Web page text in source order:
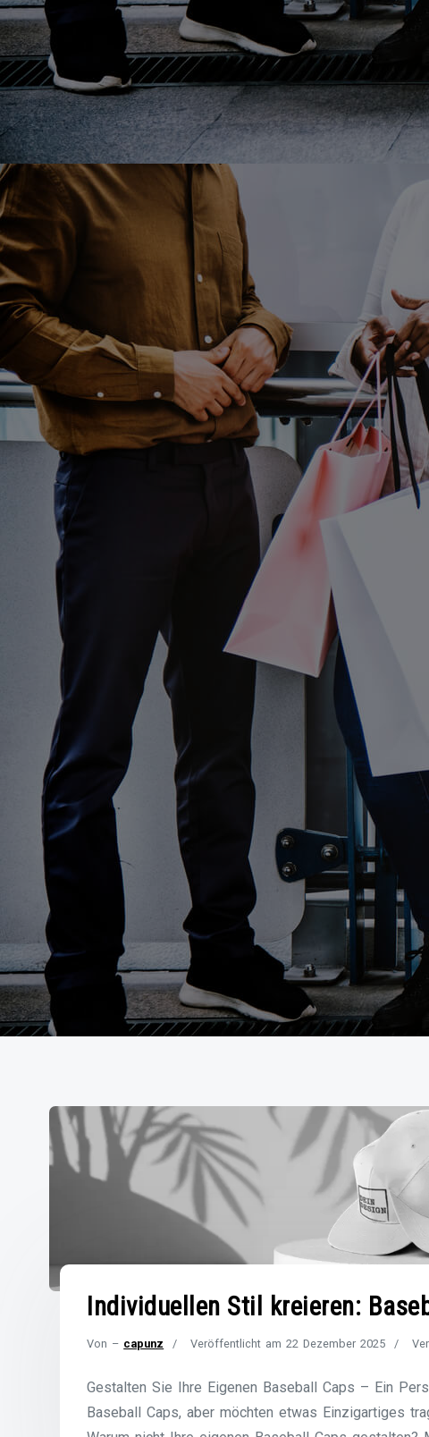
Individuellen Stil kreieren:
Von – capunz Veröffentlicht am22 Dezember 2025
Gestalten Sie Ihre Eigenen Baseball Caps – Ein
Baseball Caps, aber möchten etwas Einzigartiges